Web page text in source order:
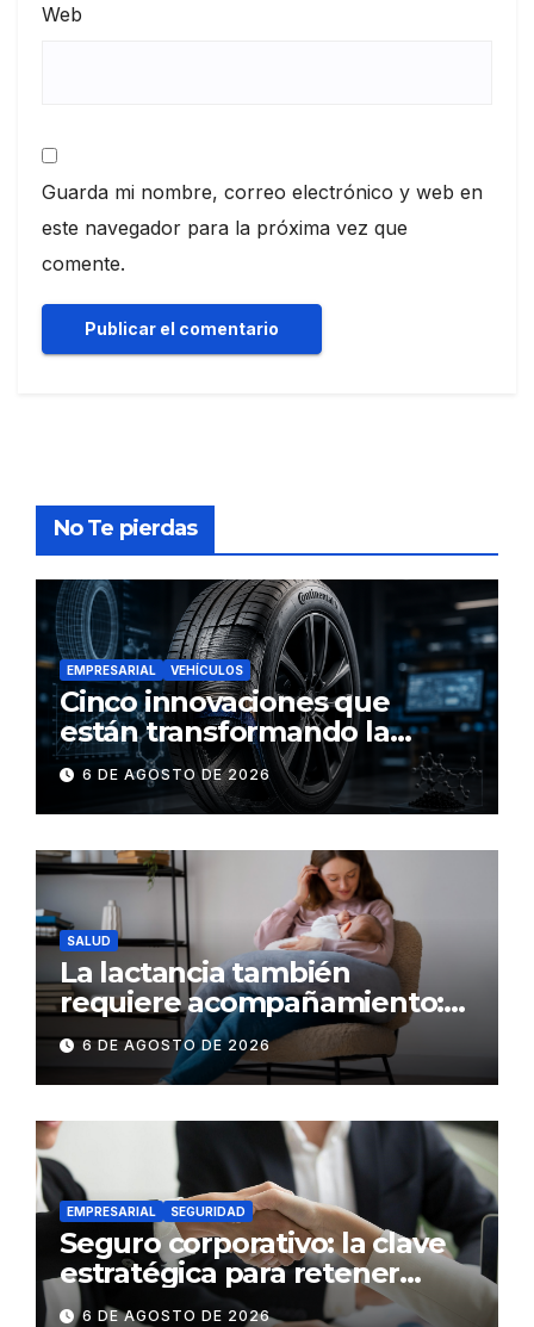
Web
Guarda mi nombre, correo electrónico y web en
este navegador para la próxima vez que
comente.
No Te pierdas
EMPRESARIAL VEHÍCULOS
Cinco innovaciones que
están transformando la
industria de los neumáticos y
redefinen el futuro de la
movilidad
6 DE AGOSTO DE 2026
SALUD
La lactancia también
requiere acompañamiento:
el respaldo que necesitan la
madre y el bebé
6 DE AGOSTO DE 2026
EMPRESARIAL SEGURIDAD
Seguro corporativo: la clave
estratégica para retener
talento en Ecuador
6 DE AGOSTO DE 2026